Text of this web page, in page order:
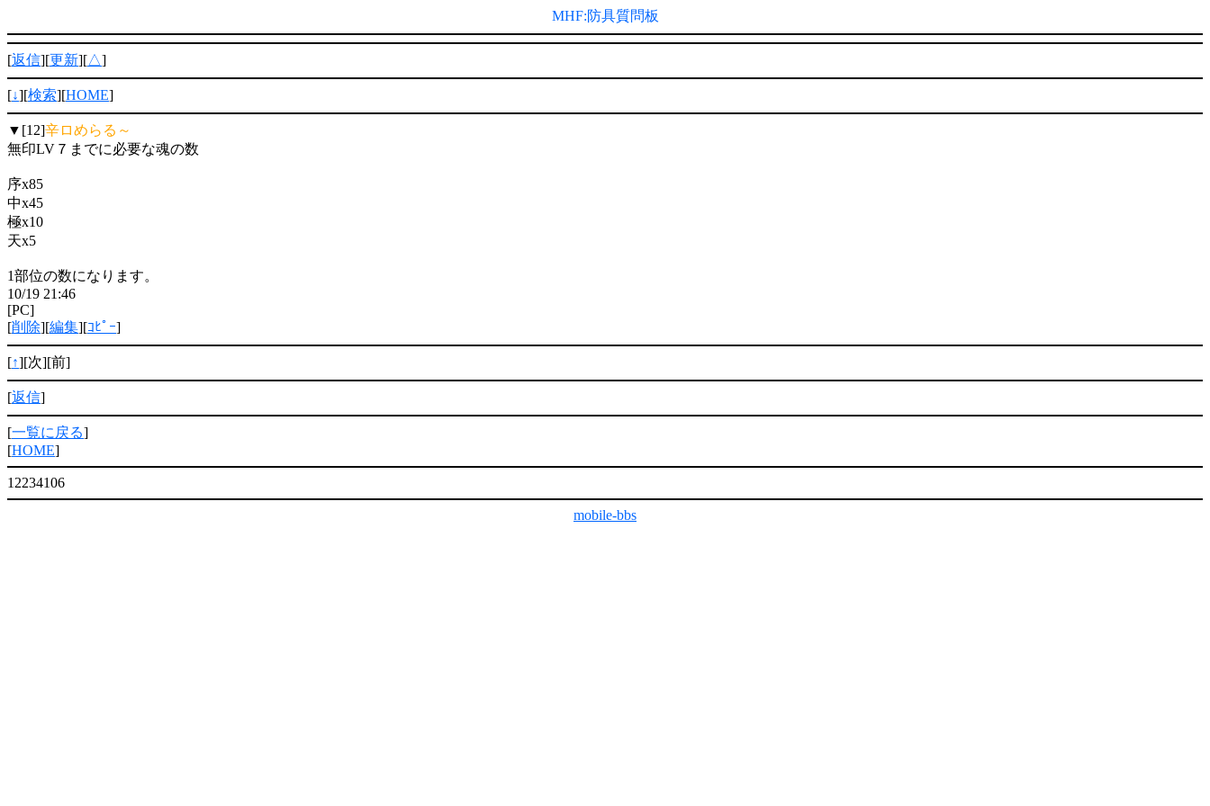
MHF:防具質問板
[返信][更新][△]
[↓][検索][HOME]
▼[12]辛ロめらる～
無印LV７までに必要な魂の数
序x85
中x45
極x10
天x5
1部位の数になります。
10/19 21:46
[PC]
[削除][編集][ｺﾋﾟｰ]
[↑][次][前]
[返信]
[一覧に戻る]
[HOME]
12234106
mobile-bbs